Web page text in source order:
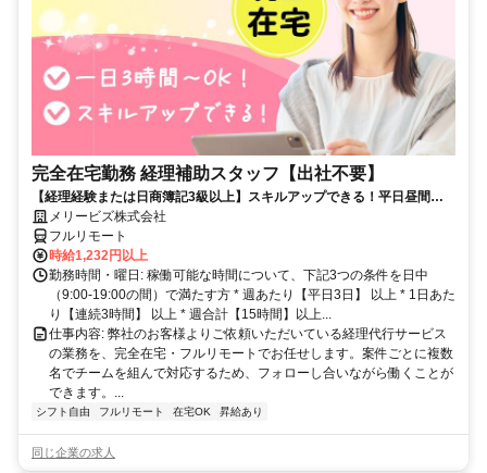
完全在宅勤務 経理補助スタッフ【出社不要】
【経理経験または日商簿記3級以上】スキルアップできる！平日昼間３h
～。完全在宅で育児・介護中の方も大歓迎♪
メリービズ株式会社
フルリモート
時給1,232円以上
勤務時間・曜日: 稼働可能な時間について、下記3つの条件を日中
（9:00-19:00の間）で満たす方 * 週あたり【平日3日】 以上 * 1日あた
り【連続3時間】 以上 * 週合計【15時間】以上...
仕事内容: 弊社のお客様よりご依頼いただいている経理代行サービス
の業務を、完全在宅・フルリモートでお任せします。案件ごとに複数
名でチームを組んで対応するため、フォローし合いながら働くことが
できます。...
シフト自由 フルリモート 在宅OK 昇給あり
同じ企業の求人